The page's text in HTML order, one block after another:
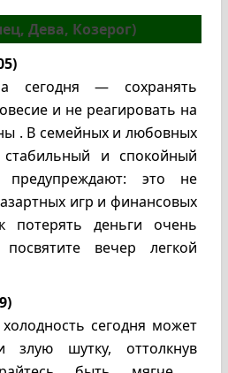
Дева, Козерог)
сегодня — сохранять
и не реагировать на
. В семейных и любовных
стабильный и спокойный
предупреждают: это не
игр и финансовых
деньги очень
вечер легкой
сегодня может
злую шутку, оттолкнув